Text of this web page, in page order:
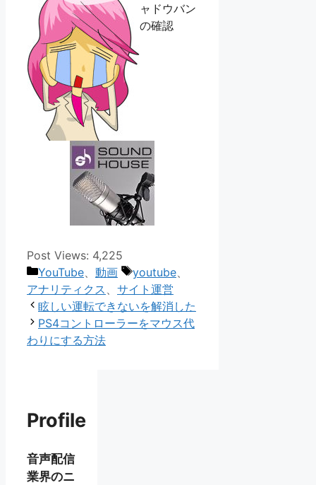
ャドウバン
の確認
Post Views: 4,225
カ
テ
ゴ
リ
ー
YouTube 動画
タ
グ
youtube
アナリティクス
サイト運営
眩しい運転できないを解消した
PS4コントローラーをマウス代
わりにする方法
Profile
音声配信
業界のニ